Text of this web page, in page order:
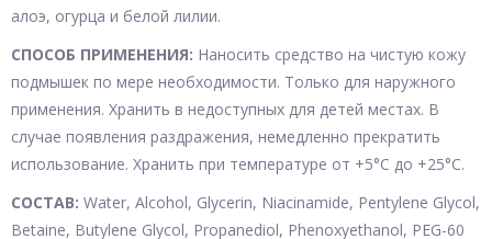
алоэ, огурца и белой лилии.
СПОСОБ ПРИМЕНЕНИЯ: Наносить средство на чистую кожу
подмышек по мере необходимости. Только для наружного
применения. Хранить в недоступных для детей местах. В
случае появления раздражения, немедленно прекратить
использование. Хранить при температуре от +5°С до +25°С.
СОСТАВ: Water, Alcohol, Glycerin, Niacinamide, Pentylene Glycol,
Betaine, Butylene Glycol, Propanediol, Phenoxyethanol, PEG-60